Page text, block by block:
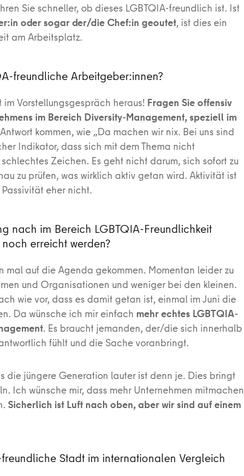
Sie schneller, ob dieses LGBTQIA-freundlich ist. Ist
oder sogar der/die Chef:in geoutet, ist dies ein
am Arbeitsplatz.
freundliche Arbeitgeber:innen?
Vorstellungsgespräch heraus! Fragen Sie offensiv
im Bereich Diversity-Management, speziell im
kommen, wie „Da machen wir nix. Bei uns sind
Indikator, dass sich mit dem Thema nicht
Zeichen. Es geht nicht darum, sich sofort zu
zu prüfen, was wirklich aktiv getan wird. Aktivität ist
eher nicht.
nach im Bereich LGBTQIA-Freundlichkeit
erreicht werden?
mal auf die Agenda gekommen. Momentan leider zu
und Organisationen und weniger bei den kleinen.
wie vor, dass es damit getan ist, einmal im Juni die
Da wünsche ich mir einfach mehr echtes LGBTQIA-
. Es braucht jemanden, der/die sich innerhalb
fühlt und die Sache voranbringt.
die jüngere Generation lauter ist denn je. Dies bringt
Ich wünsche mir, dass mehr Unternehmen mitmachen
Sicherlich ist Luft nach oben, aber wir sind auf einem
Stadt im internationalen Vergleich